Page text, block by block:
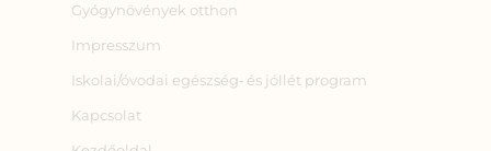
Gyógynövények otthon
Impresszum
Iskolai/óvodai egészség‑ és jóllét program
Kapcsolat